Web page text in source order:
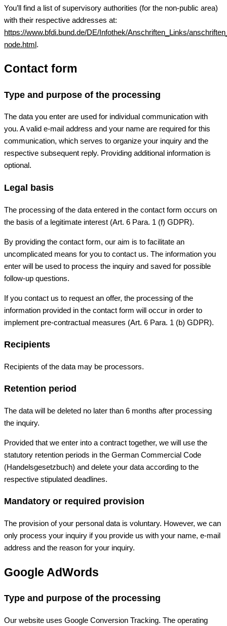
You’ll find a list of supervisory authorities (for the non-public area)
with their respective addresses at:
https://www.bfdi.bund.de/DE/Infothek/Anschriften_Links/
node.html.
Contact form
Type and purpose of the processing
The data you enter are used for individual communication with
you. A valid e-mail address and your name are required for this
communication, which serves to organize your inquiry and the
respective subsequent reply. Providing additional information is
optional.
Legal basis
The processing of the data entered in the contact form occurs on
the basis of a legitimate interest (Art. 6 Para. 1 (f) GDPR).
By providing the contact form, our aim is to facilitate an
uncomplicated means for you to contact us. The information you
enter will be used to process the inquiry and saved for possible
follow-up questions.
If you contact us to request an offer, the processing of the
information provided in the contact form will occur in order to
implement pre-contractual measures (Art. 6 Para. 1 (b) GDPR).
Recipients
Recipients of the data may be processors.
Retention period
The data will be deleted no later than 6 months after processing
the inquiry.
Provided that we enter into a contract together, we will use the
statutory retention periods in the German Commercial Code
(Handelsgesetzbuch) and delete your data according to the
respective stipulated deadlines.
Mandatory or required provision
The provision of your personal data is voluntary. However, we can
only process your inquiry if you provide us with your name, e-mail
address and the reason for your inquiry.
Google AdWords
Type and purpose of the processing
Our website uses Google Conversion Tracking. The operating